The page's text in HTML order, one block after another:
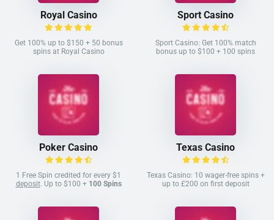
Royal Casino
Get 100% up to $150 + 50 bonus
spins at Royal Casino
Sport Casino
Sport Casino: Get 100% match
bonus up to $100 + 100 spins
Poker Casino
1 Free Spin credited for every $1
deposit. Up to $100 + 100 Spins
Texas Casino
Texas Casino: 10 wager-free spins +
up to £200 on first deposit